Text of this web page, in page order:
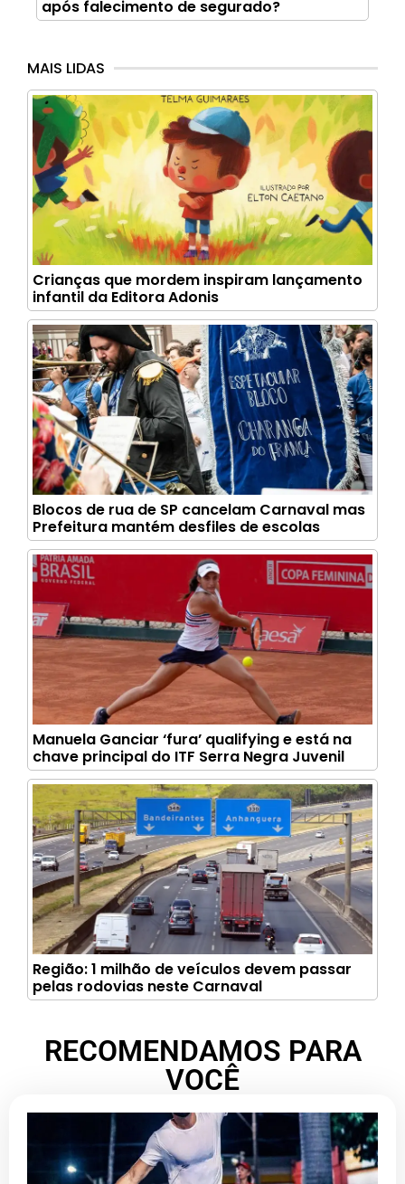
após falecimento de segurado?
MAIS LIDAS
Crianças que mordem inspiram lançamento
infantil da Editora Adonis
Blocos de rua de SP cancelam Carnaval mas
Prefeitura mantém desfiles de escolas
Manuela Ganciar ‘fura’ qualifying e está na
chave principal do ITF Serra Negra Juvenil
Região: 1 milhão de veículos devem passar
pelas rodovias neste Carnaval
RECOMENDAMOS PARA
VOCÊ